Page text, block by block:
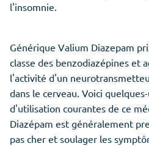
l'insomnie.
Générique Valium Diazepam
classe des benzodiazépines et
l'activité d'un
dans le cerveau. Voici
d'utilisation courantes de ce
Diazépam est généralement
pas cher et soulager les